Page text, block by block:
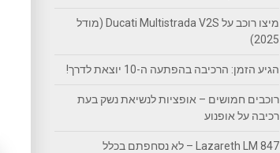
מיצו רוכב על Ducati Multistrada V2S (מודל
2025)
הגיע הזמן: הרכיבה בהפתעה ה-10 יוצאת לדרך!
רוכבים חמושים – אופציות לנשיאת נשק בעת
רכיבה על אופנוע
Lazareth LM 847 – לא נסחפתם בכלל